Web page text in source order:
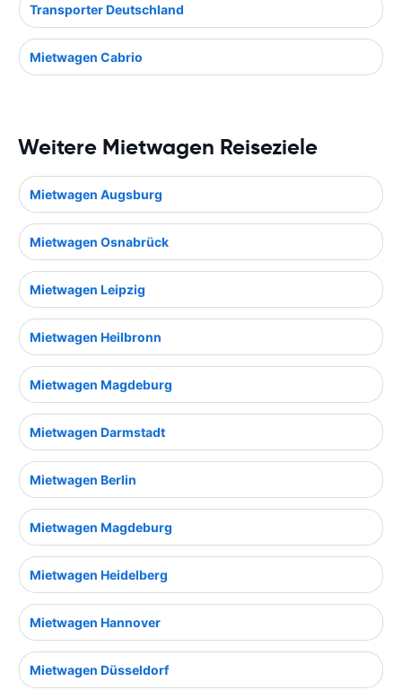
Transporter Deutschland
Mietwagen Cabrio
Weitere Mietwagen Reiseziele
Mietwagen Augsburg
Mietwagen Osnabrück
Mietwagen Leipzig
Mietwagen Heilbronn
Mietwagen Magdeburg
Mietwagen Darmstadt
Mietwagen Berlin
Mietwagen Magdeburg
Mietwagen Heidelberg
Mietwagen Hannover
Mietwagen Düsseldorf